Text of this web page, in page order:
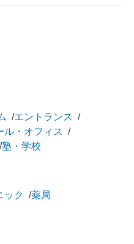
エントランス
ル・オフィス
塾・学校
ック 薬局